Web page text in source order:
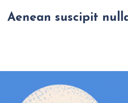
Aenean suscipit